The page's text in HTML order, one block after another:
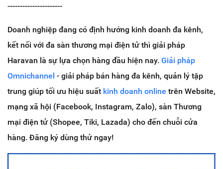
----------------------
Doanh nghiệp đang có định hướng kinh doanh đa kênh,
kết nối với đa sàn thương mại điện tử thì giải pháp
Haravan là sự lựa chọn hàng đầu hiện nay. Giải pháp
Omnichannel - giải pháp bán hàng đa kênh, quản lý tập
trung giúp tối ưu hiệu suất kinh doanh online trên Website,
mạng xã hội (Facebook, Instagram, Zalo), sàn Thương
mại điện tử (Shopee, Tiki, Lazada) cho đến chuỗi cửa
hàng. Đăng ký dùng thử ngay!